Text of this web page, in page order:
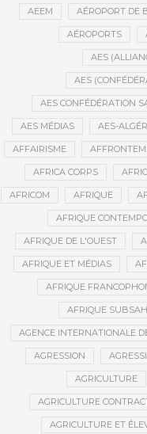
AEEM AÉROPORT DE
AÉROPORTS
AES
AES
AES CONFÉDÉRATION
AES MÉDIAS AES-
AFFAIRISME
AFRICA CORPS
AFRICOM AFRIQUE
AFRIQUE
AFRIQUE DE L'OUEST
AFRIQUE ET MÉDIAS
AFRIQUE
AFRIQUE
AGENCE INTERNATIONALE
AGRESSION
AGRICULTURE
AGRICULTURE
AGRICULTURE ET